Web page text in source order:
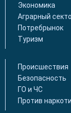
Экономика
Аграрный
Потребрынок
Туризм
Происшествия
Безопасность
ГО и ЧС
Против